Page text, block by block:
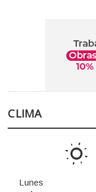
CLIMA
Lunes